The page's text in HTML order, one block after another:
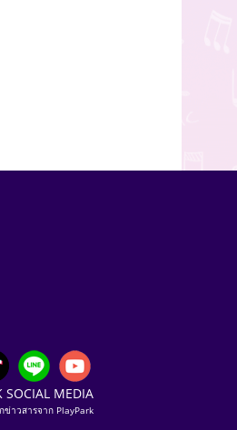
SOCIAL MEDIA
าวสารจาก PlayPark